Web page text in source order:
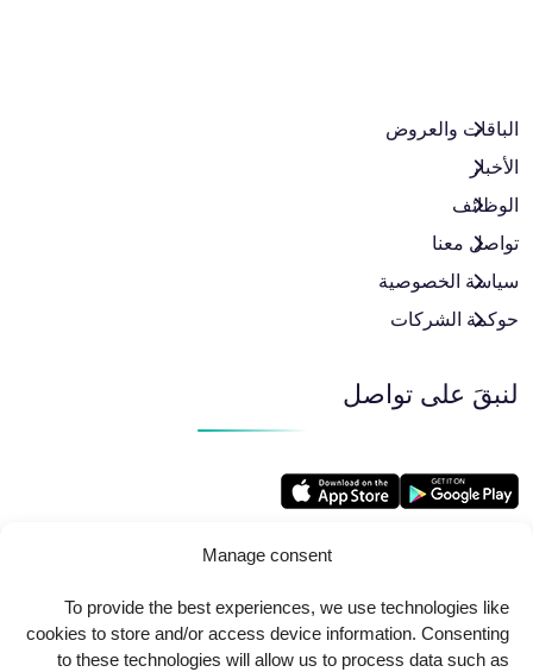
Manage consent
To provide the best experiences, we use technologies like
cookies to store and/or access device information. Consenting
to these technologies will allow us to process data such as
الباقات والعروض​
الأخبار
الوظائف
تواصل معنا
سياسة الخصوصية
حوكمة الشركات
لنبقَ على تواصل
Copyright 2025AlkindiHospital. All Rights Reserved
Powered byUrbansoft